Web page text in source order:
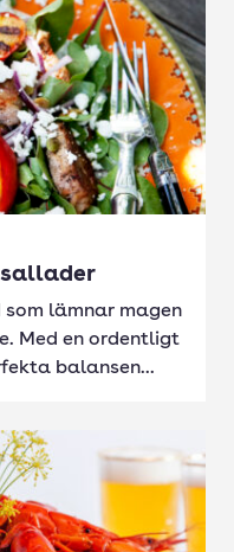
lämnar magen
Med en ordentligt
balansen...